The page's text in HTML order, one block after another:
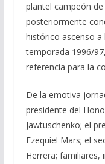
plantel campeón
posteriormente
histórico ascenso
temporada 1996/
referencia para la
De la emotiva
presidente del
Jawtuschenko; el
Ezequiel Mars; el
Herrera; familiares,